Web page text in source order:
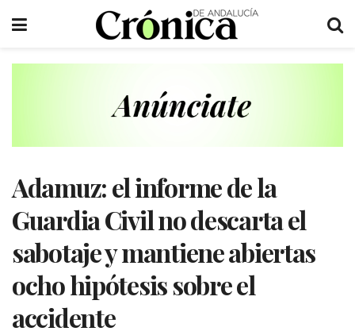
Adamuz: el informe de la
Guardia Civil no descarta el
sabotaje y mantiene abiertas
ocho hipótesis sobre el
accidente